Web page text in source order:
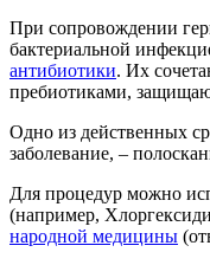
При сопровождении
бактериальной
антибиотики. Их
пребиотиками,
Одно из действенных
заболевание, –
Для процедур можно
(например,
народной медицины